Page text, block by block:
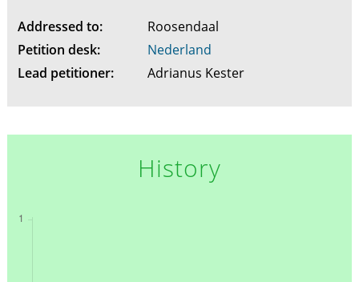
Addressed to:
Roosendaal
Petition desk:
Nederland
Lead petitioner:
Adrianus Kester
History